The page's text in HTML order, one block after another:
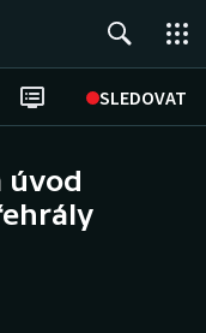
SLEDOVAT
úvod